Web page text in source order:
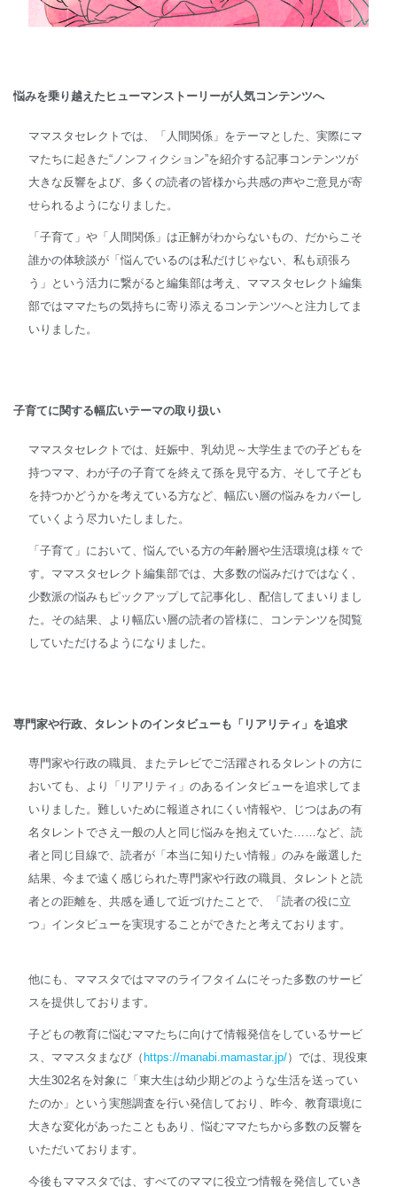
悩みを乗り越えたヒューマンストーリーが人気コンテンツへ
ママスタセレクトでは、「人間関係」をテーマとした、実際にマ
マたちに起きた“ノンフィクション”を紹介する記事コンテンツが
大きな反響をよび、多くの読者の皆様から共感の声やご意見が寄
せられるようになりました。
「子育て」や「人間関係」は正解がわからないもの、だからこそ
誰かの体験談が「悩んでいるのは私だけじゃない、私も頑張ろ
う」という活力に繋がると編集部は考え、ママスタセレクト編集
部ではママたちの気持ちに寄り添えるコンテンツへと注力してま
いりました。
子育てに関する幅広いテーマの取り扱い
ママスタセレクトでは、妊娠中、乳幼児～大学生までの子どもを
持つママ、わが子の子育てを終えて孫を見守る方、そして子ども
を持つかどうかを考えている方など、幅広い層の悩みをカバーし
ていくよう尽力いたしました。
「子育て」において、悩んでいる方の年齢層や生活環境は様々で
す。ママスタセレクト編集部では、大多数の悩みだけではなく、
少数派の悩みもピックアップして記事化し、配信してまいりまし
た。その結果、より幅広い層の読者の皆様に、コンテンツを閲覧
していただけるようになりました。
専門家や行政、タレントのインタビューも「リアリティ」を追求
専門家や行政の職員、またテレビでご活躍されるタレントの方に
おいても、より「リアリティ」のあるインタビューを追求してま
いりました。難しいために報道されにくい情報や、じつはあの有
名タレントでさえ一般の人と同じ悩みを抱えていた……など、読
者と同じ目線で、読者が「本当に知りたい情報」のみを厳選した
結果、今まで遠く感じられた専門家や行政の職員、タレントと読
者との距離を、共感を通して近づけたことで、「読者の役に立
つ」インタビューを実現することができたと考えております。
他にも、ママスタではママのライフタイムにそった多数のサービ
スを提供しております。
子どもの教育に悩むママたちに向けて情報発信をしているサービ
ス、ママスタまなび（ https://manabi.mamastar.jp/）では、現役東
大生302名を対象に「東大生は幼少期どのような生活を送ってい
たのか」という実態調査を行い発信しており、昨今、教育環境に
大きな変化があったこともあり、悩むママたちから多数の反響を
いただいております。
今後もママスタでは、すべてのママに役立つ情報を発信していき